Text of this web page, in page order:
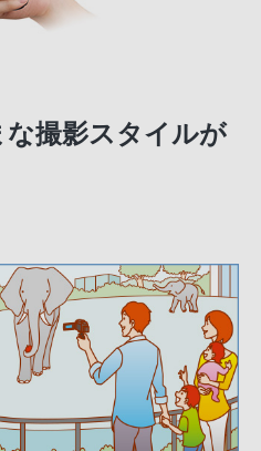
撮影スタイルが